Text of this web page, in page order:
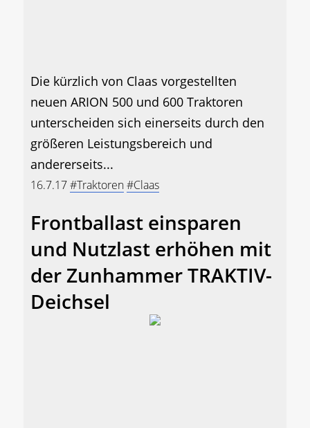
Die kürzlich von Claas vorgestellten
neuen ARION 500 und 600 Traktoren
unterscheiden sich einerseits durch den
größeren Leistungsbereich und
andererseits...
16.7.17#Traktoren#Claas
Frontballast einsparen
und Nutzlast erhöhen mit
der Zunhammer TRAKTIV-
Deichsel